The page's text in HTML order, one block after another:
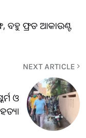
ଫ୍ରଡ ଆକାଉଣ୍ଟ
NEXT ARTICLE
ଓ
ହତ୍ୟା